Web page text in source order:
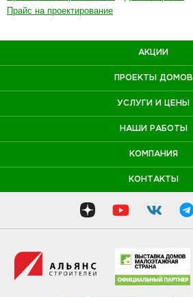
Прайс на проектирование
АКЦИИ
ПРОЕКТЫ ДОМОВ
УСЛУГИ И ЦЕНЫ
НАШИ РАБОТЫ
КОМПАНИЯ
КОНТАКТЫ